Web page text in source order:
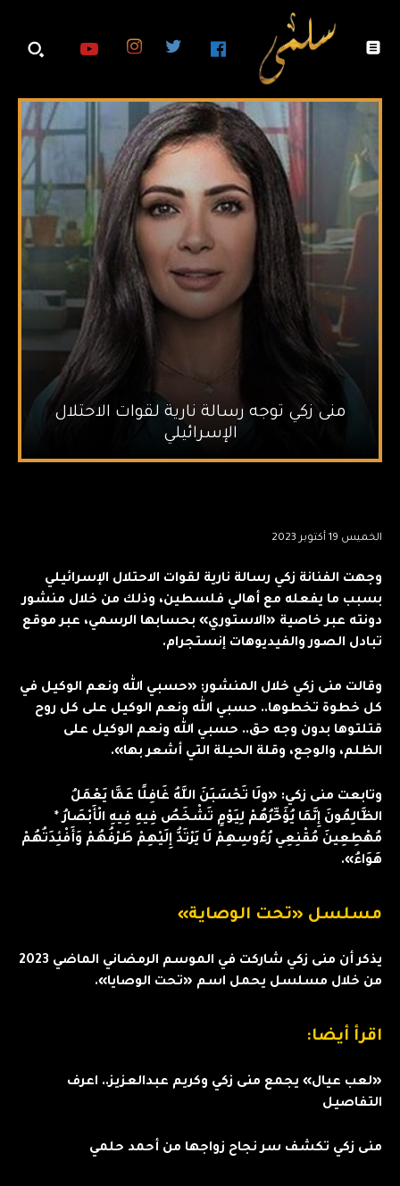
منى زكي توجه رسالة نارية لقوات الاحتلال
الإسرائيلي
الخميس 19 أكتوبر 2023
وجهت الفنانة زكي رسالة نارية لقوات الاحتلال الإسرائيلي
بسبب ما يفعله مع أهالي فلسطين، وذلك من خلال منشور
دونته عبر خاصية «الاستوري» بحسابها الرسمي، عبر موقع
تبادل الصور والفيديوهات إنستجرام.
وقالت منى زكي خلال المنشور: «حسبي الله ونعم الوكيل في
كل خطوة تخطوها.. حسبي الله ونعم الوكيل على كل روح
قتلتوها بدون وجه حق.. حسبي الله ونعم الوكيل على
الظلم، والوجع، وقلة الحيلة التي أشعر بها».
وتابعت منى زكي: «ولَا تَحْسَبَنَ اللَّهُ غَافِلًا عَمَّا يَعْمَلُ
الظَّالِمُونَ إِنَّمَا يُؤَخِّرُهُمْ لِيَوْمٍ تَشْخَصُ فِيهِ فِيهِ الْأَبْصَارُ *
مُهْطِعِينَ مُقْنِعِي رُءُوسِهِمْ لَا يَرْتَدُّ إِلَيْهِمْ طَرْفُهُمْ وَأَفْئِدَتُهُمْ
هَوَاءُ».
مسلسل «تحت الوصاية»
يذكر أن منى زكي شاركت في الموسم الرمضاني الماضي 2023
من خلال مسلسل يحمل اسم «تحت الوصايا».
اقرأ أيضا:
«لعب عيال» يجمع منى زكي وكريم عبدالعزيز.. اعرف
التفاصيل
منى زكي تكشف سر نجاح زواجها من أحمد حلمي